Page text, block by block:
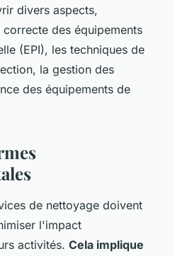
divers aspects,
des équipements
(EPI), les techniques de
la gestion des
des équipements de
de nettoyage doivent
l'impact
activités. Cela implique